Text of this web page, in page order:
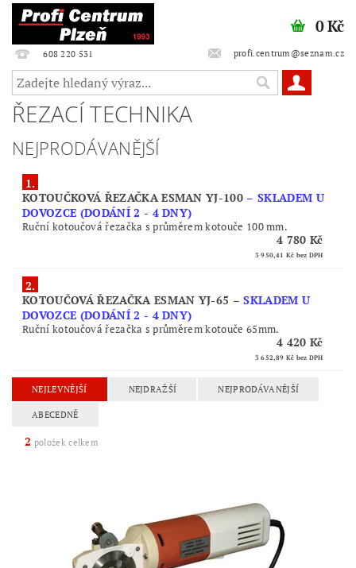
608 220 531 profi.centrum@seznam.cz
0 Kč
ŘEZACÍ TECHNIKA
NEJPRODÁVANĚJŠÍ
1.
KOTOUČKOVÁ ŘEZAČKA ESMAN YJ-100 –SKLADEM U
DOVOZCE (DODÁNÍ 2 - 4 DNY)
Ruční kotoučová řezačka s průměrem kotouče 100 mm.
4 780 Kč
3 950,41 Kč bez DPH
2.
KOTOUČOVÁ ŘEZAČKA ESMAN YJ-65 –SKLADEM U
DOVOZCE (DODÁNÍ 2 - 4 DNY)
Ruční kotoučová řezačka s průměrem kotouče 65mm.
4 420 Kč
3 652,89 Kč bez DPH
NEJLEVNĚJŠÍ NEJDRAŽŠÍ NEJPRODÁVANĚJŠÍ
ABECEDNĚ
2 položek celkem